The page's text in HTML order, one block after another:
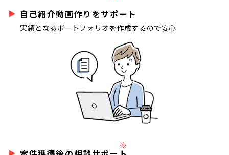
自己紹介動画作りをサポート
実績となるポートフォリオを作成するので安心
※